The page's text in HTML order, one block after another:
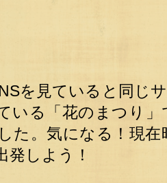
を見ていると同じ
いる「花のまつり
た。気になる！現
発しよう！